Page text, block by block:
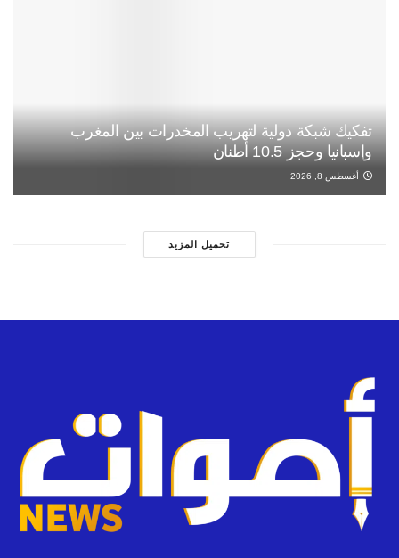
تفكيك شبكة دولية لتهريب المخدرات بين المغرب
وإسبانيا وحجز 10.5 أطنان
أغسطس 8, 2026
تحميل المزيد